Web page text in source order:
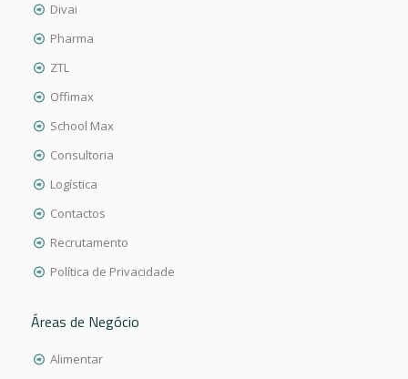
Divai
Pharma
ZTL
Offimax
School Max
Consultoria
Logística
Contactos
Recrutamento
Política de Privacidade
Áreas de Negócio
Alimentar